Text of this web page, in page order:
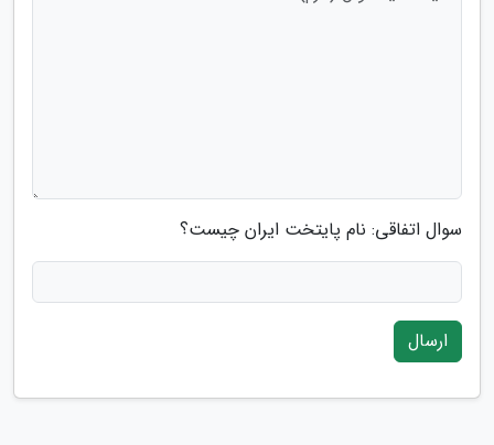
سوال اتفاقی: نام پایتخت ایران چیست؟
ارسال